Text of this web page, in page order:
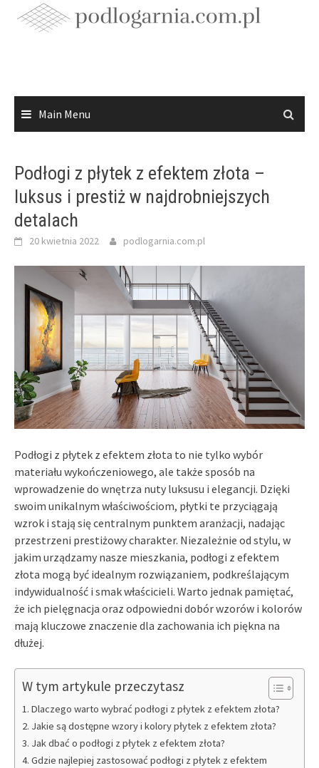
Main Menu
Podłogi z płytek z efektem złota –
luksus i prestiż w najdrobniejszych
detalach
20 kwietnia 2022 podlogarnia.com.pl
Podłogi z płytek z efektem złota to nie tylko wybór
materiału wykończeniowego, ale także sposób na
wprowadzenie do wnętrza nuty luksusu i elegancji. Dzięki
swoim unikalnym właściwościom, płytki te przyciągają
wzrok i stają się centralnym punktem aranżacji, nadając
przestrzeni prestiżowy charakter. Niezależnie od stylu, w
jakim urządzamy nasze mieszkania, podłogi z efektem
złota mogą być idealnym rozwiązaniem, podkreślającym
indywidualność i smak właścicieli. Warto jednak pamiętać,
że ich pielęgnacja oraz odpowiedni dobór wzorów i kolorów
mają kluczowe znaczenie dla zachowania ich piękna na
dłużej.
W tym artykule przeczytasz
Dlaczego warto wybrać podłogi z płytek z efektem złota?
Jakie są dostępne wzory i kolory płytek z efektem złota?
Jak dbać o podłogi z płytek z efektem złota?
Gdzie najlepiej zastosować podłogi z płytek z efektem